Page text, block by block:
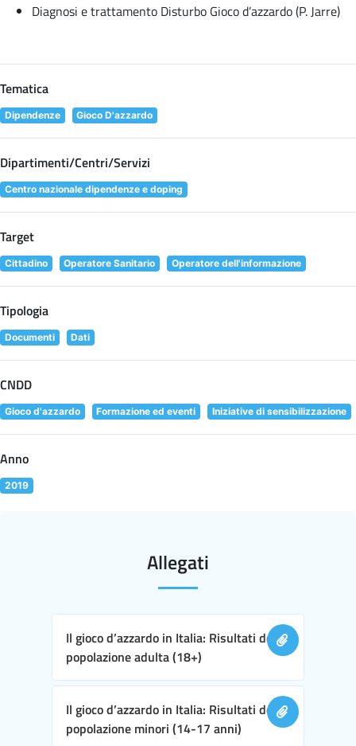
Diagnosi e trattamento Disturbo Gioco d’azzardo (P. Jarre)
Tematica
Dipendenze Gioco D'azzardo
Dipartimenti/Centri/Servizi
Centro nazionale dipendenze e doping
Target
Cittadino Operatore Sanitario Operatore dell'informazione
Tipologia
Documenti Dati
CNDD
Gioco d'azzardo Formazione ed eventi Iniziative di sensibilizzazione
Anno
2019
Allegati
Il gioco d’azzardo in Italia: Risultati della
popolazione adulta (18+)
Il gioco d’azzardo in Italia: Risultati della
popolazione minori (14-17 anni)